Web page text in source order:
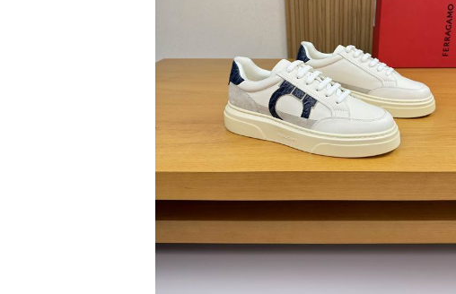
下一张